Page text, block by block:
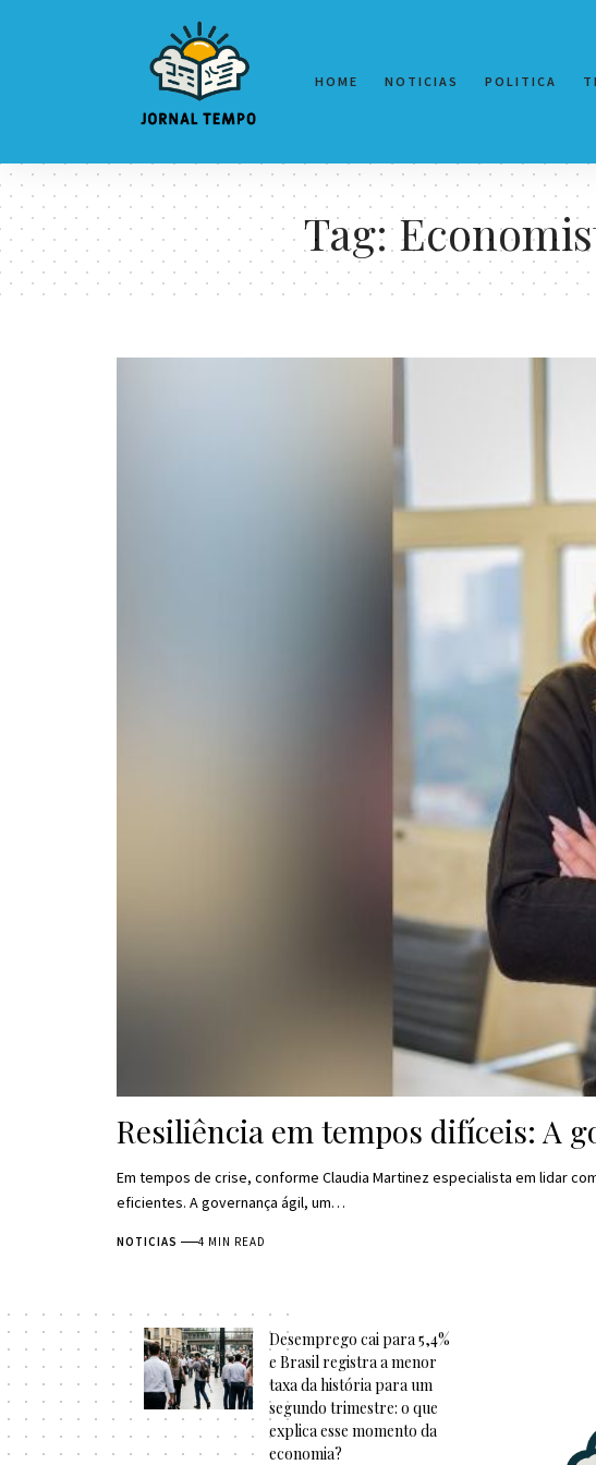
HOME NOTICIAS POLITICA
Tag:
Resiliência em tempos difíceis: A
Em tempos de crise, conforme Claudia Martinez especialista em lidar
eficientes. A governança ágil, um…
NOTICIAS 4 MIN READ
Desemprego cai para 5,4%
e Brasil registra a menor
taxa da história para um
segundo trimestre: o que
explica esse momento da
economia?